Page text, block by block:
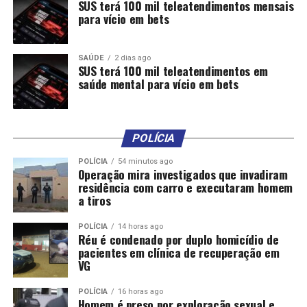
abril, bairro Verdão – próximo à Arena Pantanal), a
Central de Ocorrências de Cuiabá (Avenida Miguel Sutil,
2.839, bairro Areão) e a Central de Flagrantes de Várzea
Grande, todas unidades da Polícia Civil, funcionam
normalmente e centralizam os procedimentos de
flagrantes e registros de boletins de ocorrências.
Trânsito (Deletran) e a de Repressão a Roubos e Furtos
de Veículos (Derfva) estarão em regime de plantão para
os atendimentos emergenciais.
A Polícia Civil reforça que para ocorrências envolvendo
violência doméstica e sexual, tem um Plantão de
Atendimento em Cuiabá, que funciona 24h e atende
mulheres, crianças e adolescentes vítimas na capital. O
Plantão está localizado na Avenida Dante Martins de
Oliveira, s/n, no bairro Planalto.
SUS terá 100 mil teleatendimentos mensais
para vício em bets
SAÚDE 2 dias ago
SUS terá 100 mil teleatendimentos em
saúde mental para vício em bets
POLÍCIA
POLÍCIA 54 minutos ago
Operação mira investigados que invadiram
residência com carro e executaram homem
a tiros
POLÍCIA 14 horas ago
Réu é condenado por duplo homicídio de
pacientes em clínica de recuperação em
VG
POLÍCIA 16 horas ago